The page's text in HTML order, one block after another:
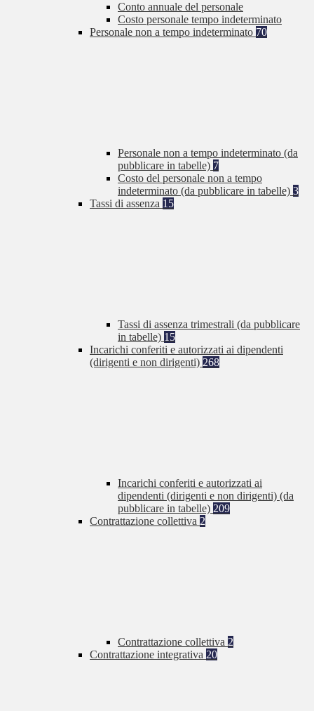
Conto annuale del personale
Costo personale tempo indeterminato
Personale non a tempo indeterminato 70
Personale non a tempo indeterminato (da
pubblicare in tabelle) 7
Costo del personale non a tempo
indeterminato (da pubblicare in tabelle) 3
Tassi di assenza 15
Tassi di assenza trimestrali (da pubblicare
in tabelle) 15
Incarichi conferiti e autorizzati ai dipendenti
(dirigenti e non dirigenti) 268
Incarichi conferiti e autorizzati ai
dipendenti (dirigenti e non dirigenti) (da
pubblicare in tabelle) 209
Contrattazione collettiva 2
Contrattazione collettiva 2
Contrattazione integrativa 20